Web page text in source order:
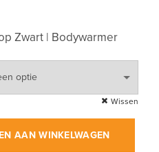
Zwart | Bodywarmer
Wissen
AAN WINKELWAGEN